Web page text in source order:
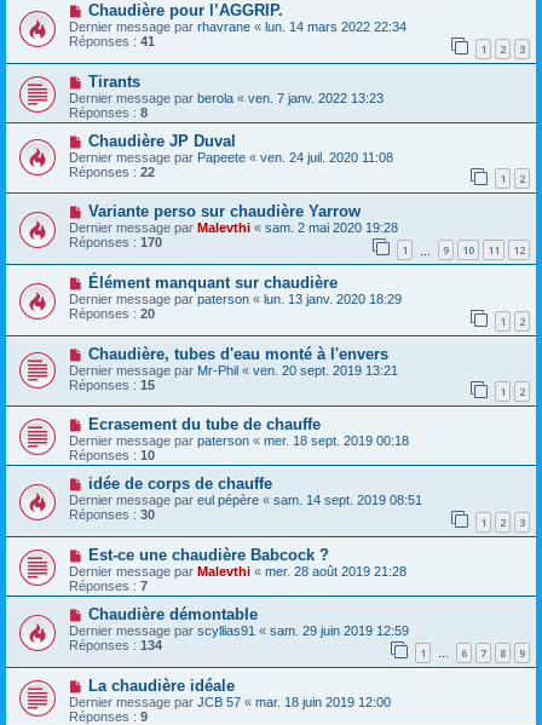
Chaudière pour l’AGGRIP.
Dernier message par rhavrane « lun. 14 mars 2022 22:34
Réponses : 41 1 2 3
Tirants
Dernier message par berola « ven. 7 janv. 2022 13:23
Réponses : 8
Chaudière JP Duval
Dernier message par Papeete « ven. 24 juil. 2020 11:08
Réponses : 22 1 2
Variante perso sur chaudière Yarrow
Dernier message par Malevthi « sam. 2 mai 2020 19:28
Réponses : 170 1 9 10 11 12
Élément manquant sur chaudière
Dernier message par paterson « lun. 13 janv. 2020 18:29
Réponses : 20 1 2
Chaudière, tubes d'eau monté à l'envers
Dernier message par Mr-Phil « ven. 20 sept. 2019 13:21
Réponses : 15 1 2
Ecrasement du tube de chauffe
Dernier message par paterson « mer. 18 sept. 2019 00:18
Réponses : 10
idée de corps de chauffe
Dernier message par eul pépère « sam. 14 sept. 2019 08:51
Réponses : 30 1 2 3
Est-ce une chaudière Babcock ?
Dernier message par Malevthi « mer. 28 août 2019 21:28
Réponses : 7
Chaudière démontable
Dernier message par scyllias91 « sam. 29 juin 2019 12:59
Réponses : 134 1 … 6 7 8 9
La chaudière idéale
Dernier message par JCB 57 « mar. 18 juin 2019 12:00
Réponses : 9